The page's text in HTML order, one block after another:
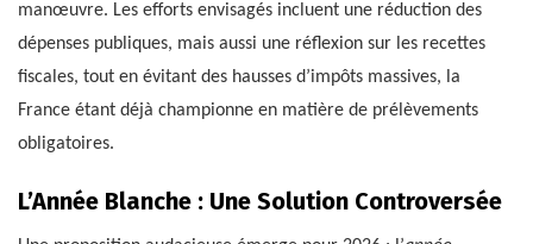
manœuvre. Les efforts envisagés incluent une réduction des
dépenses publiques, mais aussi une réflexion sur les recettes
fiscales, tout en évitant des hausses d’impôts massives, la
France étant déjà championne en matière de prélèvements
obligatoires.
L’Année Blanche : Une Solution Controversée